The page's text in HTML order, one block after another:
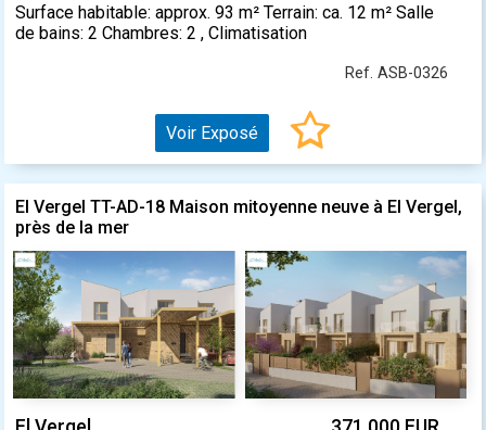
Surface habitable: approx. 93 m² Terrain: ca. 12 m² Salle
de bains: 2 Chambres: 2 , Climatisation
Ref. ASB-0326
Voir Exposé
El Vergel TT-AD-18 Maison mitoyenne neuve à El Vergel,
près de la mer